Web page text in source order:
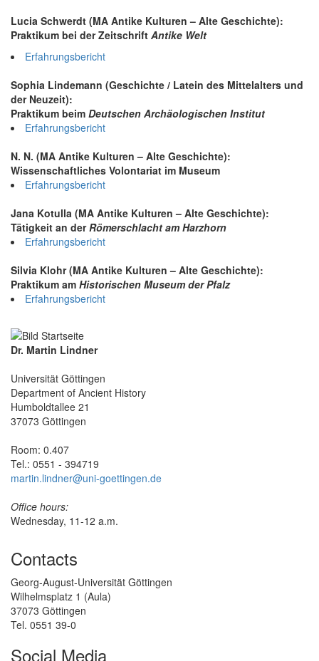
Lucia Schwerdt (MA Antike Kulturen – Alte Geschichte):
Praktikum bei der Zeitschrift Antike Welt
Erfahrungsbericht
Sophia Lindemann (Geschichte / Latein des Mittelalters und
der Neuzeit):
Praktikum beim Deutschen Archäologischen Institut
Erfahrungsbericht
N. N. (MA Antike Kulturen – Alte Geschichte):
Wissenschaftliches Volontariat im Museum
Erfahrungsbericht
Jana Kotulla (MA Antike Kulturen – Alte Geschichte):
Tätigkeit an derRömerschlacht am Harzhorn
Erfahrungsbericht
Silvia Klohr (MA Antike Kulturen – Alte Geschichte):
Praktikum am Historischen Museum der Pfalz
Erfahrungsbericht
Dr. Martin Lindner
Universität Göttingen
Department of Ancient History
Humboldtallee 21
37073 Göttingen
Room: 0.407
Tel.: 0551 - 394719
martin.lindner@uni-goettingen.de
Office hours:
Wednesday, 11-12 a.m.
Contacts
Georg-August-Universität Göttingen
Wilhelmsplatz 1 (Aula)
37073 Göttingen
Tel. 0551 39-0
Social Media